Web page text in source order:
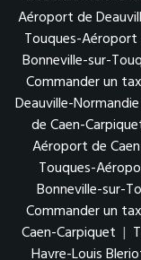
Aéroport de
Touques-Aéroport
Bonneville-sur-
Commander un
Deauville-Normandie
de Caen-
Aéroport de
Touques-
Bonneville-sur-
Commander un
Caen-Carpiquet |
Havre-Louis